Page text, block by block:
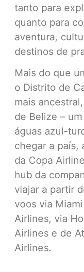
tanto para
quanto para
aventura,
destinos de
Mais do que
o Distrito de
mais
de Belize –
águas azul-
chegar a país,
da Copa
hub da
viajar a partir
voos via
Airlines, via
Airlines e de
Airlines.